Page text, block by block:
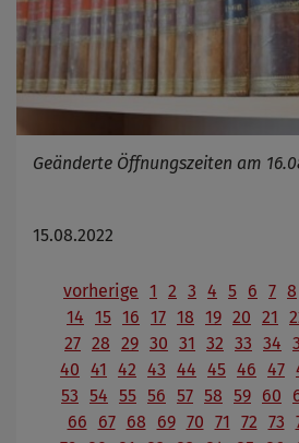
Geänderte Öffnungszeiten am
15.08.2022
vorherige 1 2 3 4 5 6 7 8
14 15 16 17 18 19 20 21
27 28 29 30 31 32 33 34
40 41 42 43 44 45 46 47
53 54 55 56 57 58 59 60
66
67 68 69 70 71 72 73